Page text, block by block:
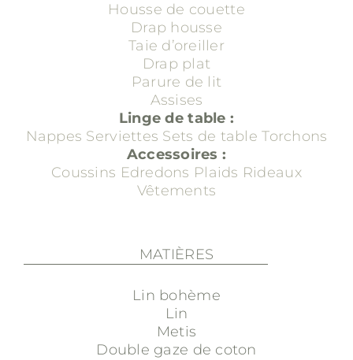
Housse de couette
Drap housse
Taie d’oreiller
Drap plat
Parure de lit
Assises
Linge de table :
Nappes Serviettes Sets de table Torchons
Accessoires :
Coussins Edredons Plaids Rideaux
Vêtements
MATIÈRES
Lin bohème
Lin
Metis
Double gaze de coton